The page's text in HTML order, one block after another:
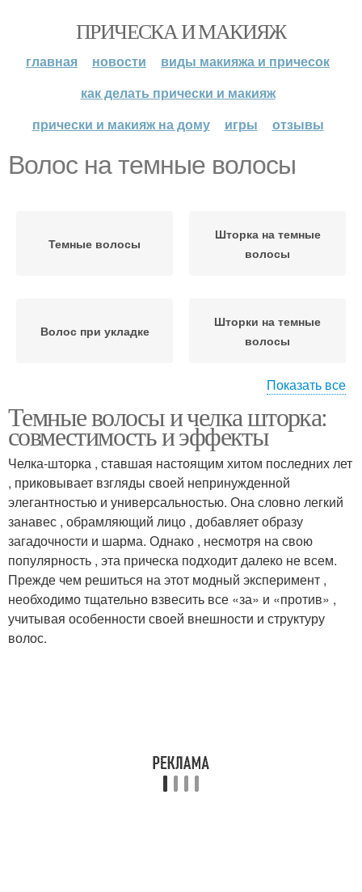
ПРИЧЕСКА И МАКИЯЖ
главная новости
виды макияжа и причесок
как делать прически и макияж
прически и макияж на дому
игры отзывы
Волос на темные волосы
Темные волосы
Шторка на темные
волосы
Волос при укладке
Шторки на темные
волосы
волос
волос
Волос с челкой
Показать все
Темные волосы и челка шторка:
совместимость и эффекты
Челка-шторка , ставшая настоящим хитом последних лет
, приковывает взгляды своей непринужденной
элегантностью и универсальностью. Она словно легкий
занавес , обрамляющий лицо , добавляет образу
загадочности и шарма. Однако , несмотря на свою
популярность , эта прическа подходит далеко не всем.
Прежде чем решиться на этот модный эксперимент ,
необходимо тщательно взвесить все «за» и «против» ,
учитывая особенности своей внешности и структуру
волос.